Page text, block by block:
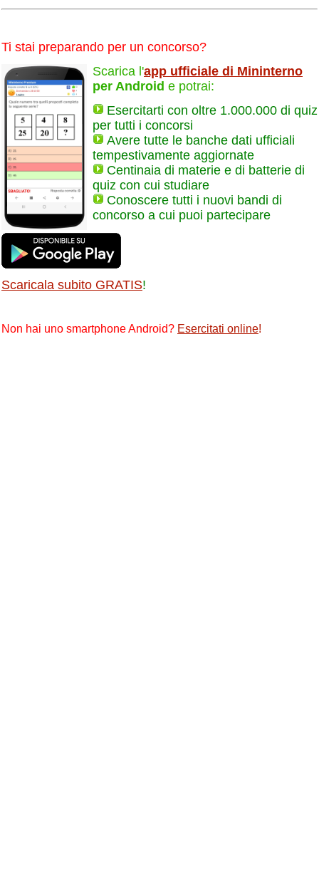
Ti stai preparando per un concorso?
Scarica l'app ufficiale di Mininterno
per Android e potrai:
Esercitarti con oltre 1.000.000 di quiz
per tutti i concorsi
Avere tutte le banche dati ufficiali
tempestivamente aggiornate
Centinaia di materie e di batterie di
quiz con cui studiare
Conoscere tutti i nuovi bandi di
concorso a cui puoi partecipare
Scaricala subito GRATIS!
Non hai uno smartphone Android? Esercitati online!